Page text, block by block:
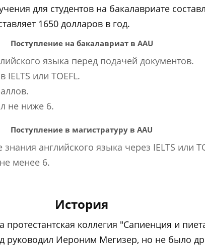
для студентов на бакалавриате
1650 долларов в год.
Поступление на бакалавриат в AAU
языка перед подачей документов.
IELTS или TOEFL.
не ниже 6.
Поступление в магистратуру в AAU
английского языка через IELTS или
менее 6.
История
протестантская коллегия "Сапиенция и
руководил Иероним Мегизер, но не было